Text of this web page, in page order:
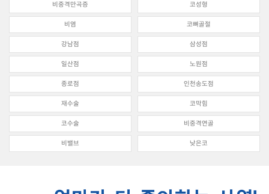
비중격만곡증 코성형
비염 코뼈골절
강남점 삼성점
일산점 노원점
종로점 인천송도점
재수술 코막힘
코수술 비중격연골
비밸브 낮은코